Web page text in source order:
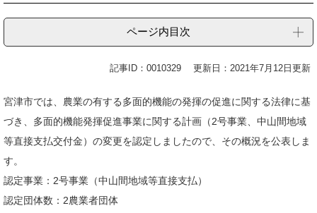
ページ内目次
記事ID：0010329 更新日：2021年7月12日更新
宮津市では、農業の有する多面的機能の発揮の促進に関する法律に基
づき、多面的機能発揮促進事業に関する計画（2号事業、中山間地域
等直接支払交付金）の変更を認定しましたので、その概況を公表しま
す。
認定事業：2号事業（中山間地域等直接支払）
認定団体数：2農業者団体